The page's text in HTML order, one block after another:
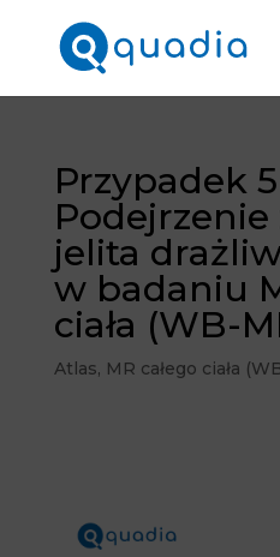
Przypadek
Podejrzenie
jelita
w badaniu
ciała (WB-
Atlas, MR całego ciała